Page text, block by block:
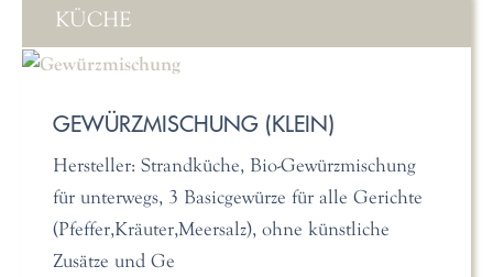
KÜCHE
GEWÜRZMISCHUNG (KLEIN)
Hersteller: Strandküche, Bio-Gewürzmischung
für unterwegs, 3 Basicgewürze für alle Gerichte
(Pfeffer,Kräuter,Meersalz), ohne künstliche
Zusätze und Ge